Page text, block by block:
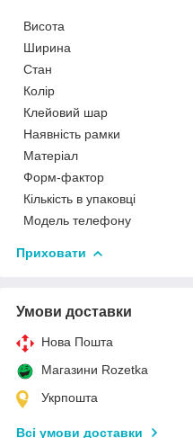
Висота
Ширина
Стан
Колір
Клейовий шар
Наявність рамки
Матеріал
Форм-фактор
Кількість в упаковці
Модель телефону
Приховати
Умови доставки
Нова Пошта
Магазини Rozetka
Укрпошта
Всі умови доставки